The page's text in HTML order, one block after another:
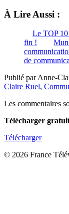
À Lire Aussi :
Le TOP 10
fin !
de
Publié par Anne-
Claire Ruel,
Les commentaires
Télécharger
Télécharger
© 2026 France